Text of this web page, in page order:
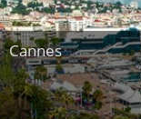
Cannes